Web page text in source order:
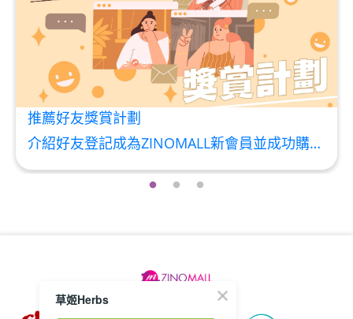
男補精力丸5:1 (到期日2028年1月)
此商品最多可加購1件
HKD$169
HKD$449
加入購物車
理膚泉 無香大哥大防曬 50ml (2027年4
月)
HKD$88
此商品最多可加購1件
HKD$85
HKD$145
推薦好友獎賞計劃
介紹好友登記成為ZINOMALL新會員並成功購物，您即可獲得$50Mall Dollar現金回贈，你的好友亦可同時獲得$50Mall Dollar現金回贈。 **舊會員必須完成首張訂單才可開通邀請好友獎賞計劃** 1. 舊會員可於 我的帳戶>>>邀請好友獎賞 中找到 好友推薦碼 (紅圈位置) 2. 會員可複製好友推薦碼並透過 Whatsapp / Facebook / Email分享給自己好友。推薦好友次數不限，介紹愈多新朋友，可獲得愈多Mall Dollar現金回贈。 3. 好友
草姬Herbs